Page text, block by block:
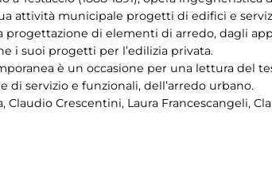
attività municipale progetti di edifici e
di elementi di arredo, dagli
i suoi progetti per l’edilizia privata.
è un occasione per una lettura del
servizio e funzionali, dell’arredo urbano.
Claudio Crescentini, Laura Francescangeli,